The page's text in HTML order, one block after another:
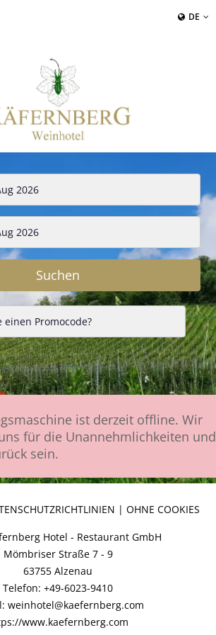
DE
einen Promocode?
ist derzeit offline. Wir
für die Unannehmlichkeiten und
sein.
| OHNE COOKIES
Hotel - Restaurant GmbH
Mömbriser Straße 7 - 9
63755 Alzenau
Telefon: +49-6023-9410
weinhotel@kaefernberg.com
www.kaefernberg.com